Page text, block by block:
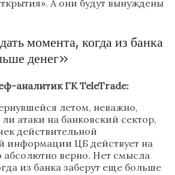
А они будут вынуждены
момента, когда из банка
денег»
аналитик ГК TeleTrade:
летом, неважно,
атаки на банковский сектор,
действительной
информации ЦБ действует на
абсолютно верно. Нет смысла
из банка заберут еще больше